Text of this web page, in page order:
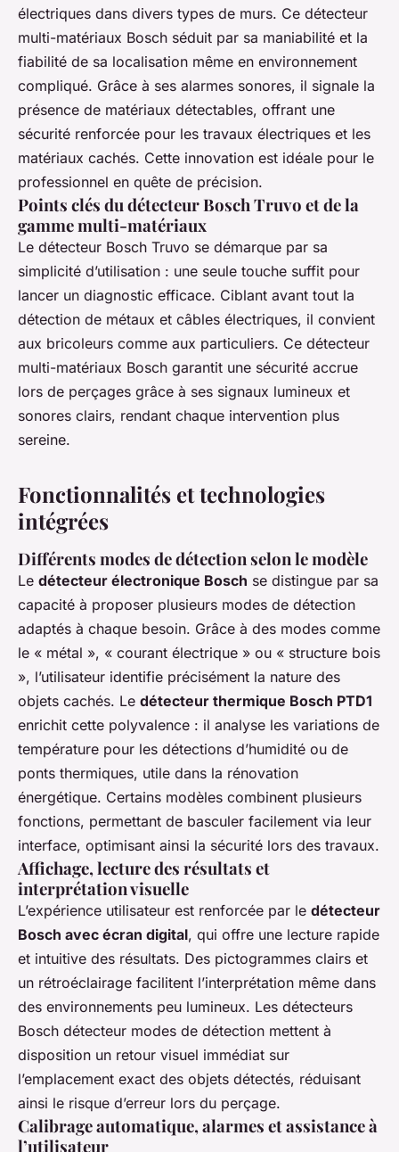
électriques dans divers types de murs. Ce détecteur
multi-matériaux Bosch séduit par sa maniabilité et la
fiabilité de sa localisation même en environnement
compliqué. Grâce à ses alarmes sonores, il signale la
présence de matériaux détectables, offrant une
sécurité renforcée pour les travaux électriques et les
matériaux cachés. Cette innovation est idéale pour le
professionnel en quête de précision.
Points clés du détecteur Bosch Truvo et de la
gamme multi-matériaux
Le détecteur Bosch Truvo se démarque par sa
simplicité d’utilisation : une seule touche suffit pour
lancer un diagnostic efficace. Ciblant avant tout la
détection de métaux et câbles électriques, il convient
aux bricoleurs comme aux particuliers. Ce détecteur
multi-matériaux Bosch garantit une sécurité accrue
lors de perçages grâce à ses signaux lumineux et
sonores clairs, rendant chaque intervention plus
sereine.
Fonctionnalités et technologies
intégrées
Différents modes de détection selon le modèle
Le détecteur électronique Bosch se distingue par sa
capacité à proposer plusieurs modes de détection
adaptés à chaque besoin. Grâce à des modes comme
le « métal », « courant électrique » ou « structure bois
», l’utilisateur identifie précisément la nature des
objets cachés. Le détecteur thermique Bosch PTD1
enrichit cette polyvalence : il analyse les variations de
température pour les détections d’humidité ou de
ponts thermiques, utile dans la rénovation
énergétique. Certains modèles combinent plusieurs
fonctions, permettant de basculer facilement via leur
interface, optimisant ainsi la sécurité lors des travaux.
Affichage, lecture des résultats et
interprétation visuelle
L’expérience utilisateur est renforcée par le détecteur
Bosch avec écran digital, qui offre une lecture rapide
et intuitive des résultats. Des pictogrammes clairs et
un rétroéclairage facilitent l’interprétation même dans
des environnements peu lumineux. Les détecteurs
Bosch détecteur modes de détection mettent à
disposition un retour visuel immédiat sur
l’emplacement exact des objets détectés, réduisant
ainsi le risque d’erreur lors du perçage.
Calibrage automatique, alarmes et assistance à
l’utilisateur